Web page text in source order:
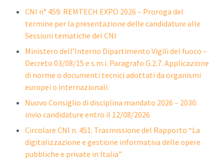
CNI n° 459: REMTECH EXPO 2026 – Proroga del
termine per la presentazione delle candidature alle
Sessioni tematiche del CNI
Ministero dell’Interno Dipartimento Vigili del fuoco –
Decreto 03/08/15 e s.m.i. Paragrafo G.2.7. Applicazione
di norme o documenti tecnici adottati da organismi
europei o internazionali.
Nuovo Consiglio di disciplina mandato 2026 – 2030:
invio candidature entro il 12/08/2026
Circolare CNI n. 451: Trasmissione del Rapporto “La
digitalizzazione e gestione informativa delle opere
pubbliche e private in Italia”